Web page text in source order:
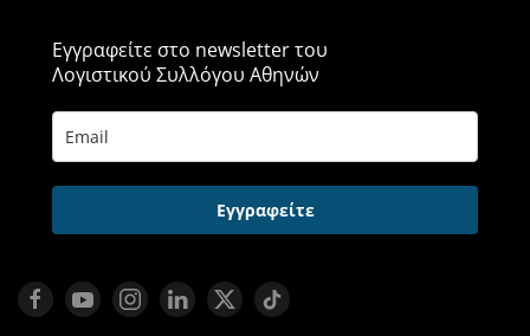
Εγγραφείτε στο newsletter του
Λογιστικού Συλλόγου Αθηνών
Εγγραφείτε